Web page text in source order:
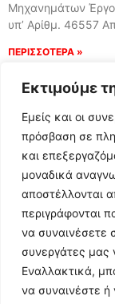
Εκτιμούμε
Εμείς και οι
πρόσβαση σε
και
μοναδικά
αποστέλλονται
περιγράφονται
να συναινέσετε
συνεργάτες μας
Εναλλακτικά,
να συναινέστε
Μηχανημάτων
υπ’ Αρίθμ. 46557
ΠΕΡΙΣΣΟΤΕΡΑ »